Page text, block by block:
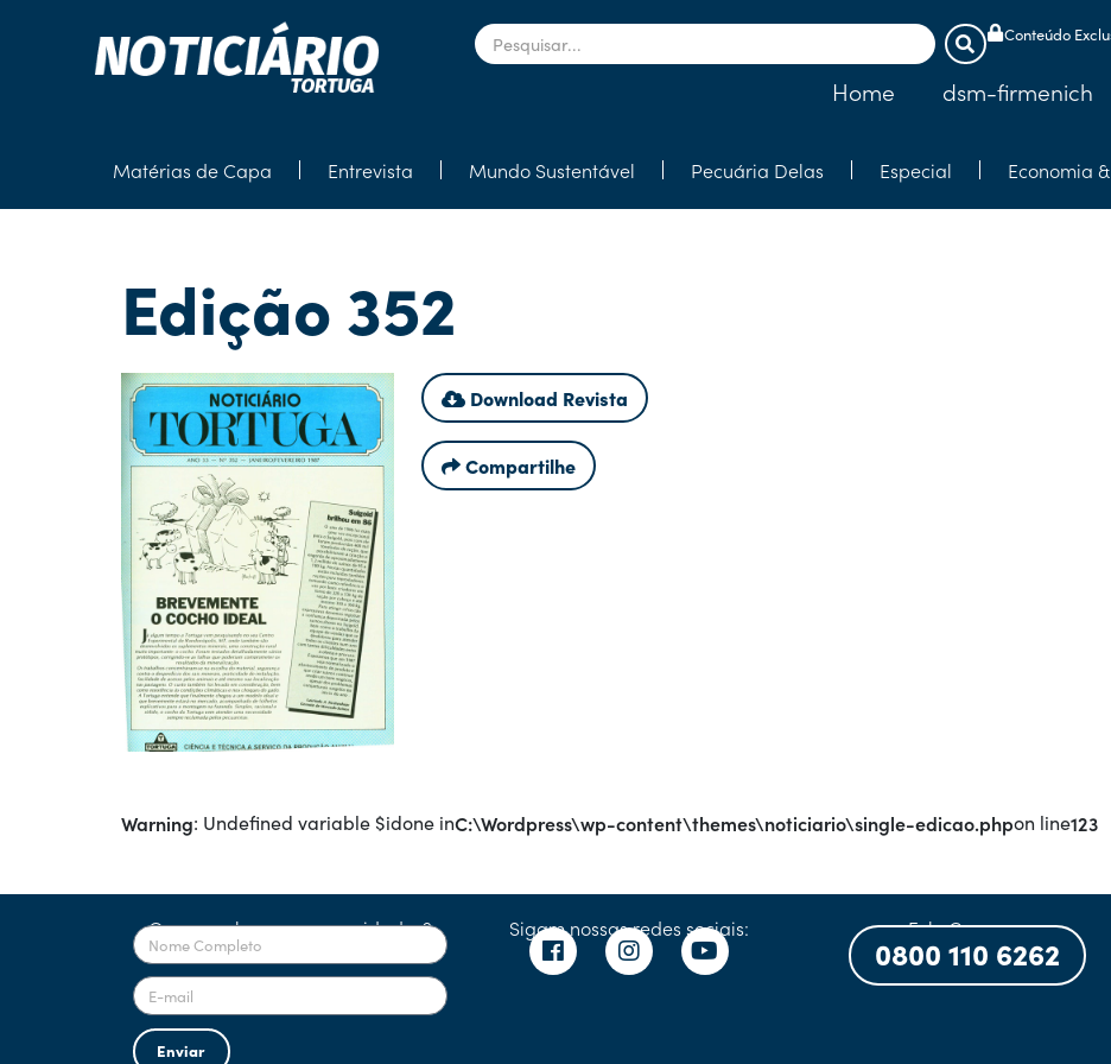
Conteúdo
Home dsm-firmenich
Matérias de Capa Entrevista Mundo Sustentável Pecuária Delas Especial Economia
Edição 352
Download Revista
Compartilhe
Warning: Undefined variable $idone inC:\Wordpress\wp-content\themes\noticiario\single-edicao.phpon line123
Quer receber nossas novidades?
Enviar
Sigam nossas redes sociais: Fale Conosco:
0800 110 6262